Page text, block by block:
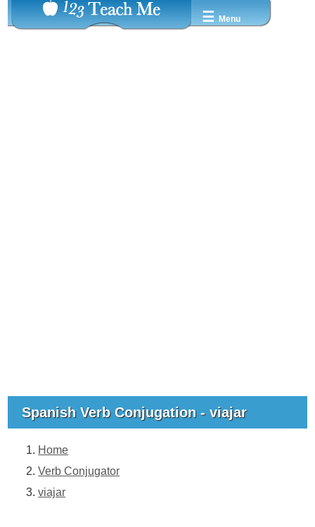
☰ Menu
Spanish Verb Conjugation - viajar
Home
Verb Conjugator
viajar